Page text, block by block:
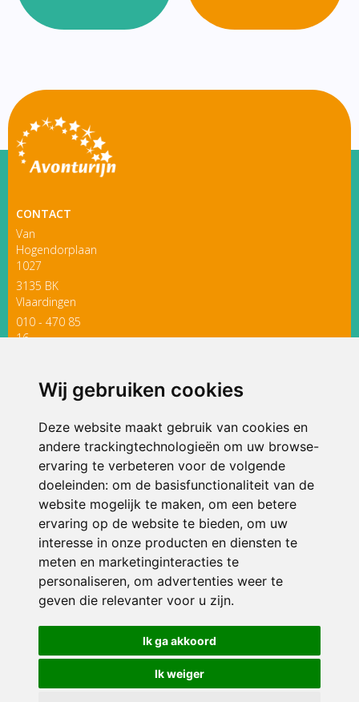
Wij gebruiken cookies
Deze website maakt gebruik van cookies en
andere trackingtechnologieën om uw browse-
ervaring te verbeteren voor de volgende
doeleinden: om de basisfunctionaliteit van de
website mogelijk te maken, om een betere
ervaring op de website te bieden, om uw
interesse in onze producten en diensten te
meten en marketinginteracties te
personaliseren, om advertenties weer te
geven die relevanter voor u zijn.
Ik ga akkoord
Ik weiger
CONTACT
Van
Hogendorplaan
1027
3135 BK
Vlaardingen
010 - 470 85
16
ONDERDEEL VAN
© 2026 Avonturijn | Alle rechten voorbehouden
Privacy policy|Disclaimer| Klachtenregeling|RSIN en Anbi
voorkeuren
Crealisatie The MindOffice